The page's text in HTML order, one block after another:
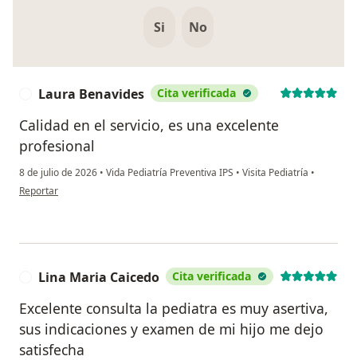
Si No
Laura Benavides Cita verificada
Calidad en el servicio, es una excelente
profesional
8 de julio de 2026 • Vida Pediatría Preventiva IPS • Visita Pediatría •
en opinión del usuario Laura Benavides
Reportar
Lina Maria Caicedo Cita verificada
Excelente consulta la pediatra es muy asertiva,
sus indicaciones y examen de mi hijo me dejo
satisfecha